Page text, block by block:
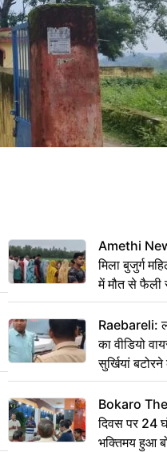
Amethi
मिला बुजुर्ग
में मौत से फैली
Raebareli:
का वीडियो
सुर्खियां
Bokaro
दिवस पर 24
भक्तिमय हुआ